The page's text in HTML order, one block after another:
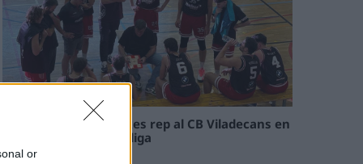
or
El Cantaires amb baixes rep al CB Viladecans en
el tram decisiu de la lliga
09 maig 2026